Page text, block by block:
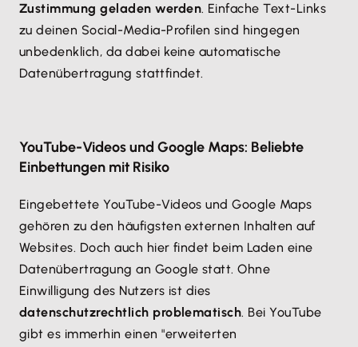
Zustimmung geladen werden. Einfache Text-Links
zu deinen Social-Media-Profilen sind hingegen
unbedenklich, da dabei keine automatische
Datenübertragung stattfindet.
YouTube-Videos und Google Maps: Beliebte
Einbettungen mit Risiko
Eingebettete YouTube-Videos und Google Maps
gehören zu den häufigsten externen Inhalten auf
Websites. Doch auch hier findet beim Laden eine
Datenübertragung an Google statt. Ohne
Einwilligung des Nutzers ist dies
datenschutzrechtlich problematisch. Bei YouTube
gibt es immerhin einen "erweiterten